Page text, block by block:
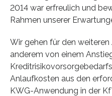
2014 war erfreulich und
Rahmen unserer
Wir gehen für den
anderem von einem
Anlaufkosten aus den
KWG-Anwendung in der